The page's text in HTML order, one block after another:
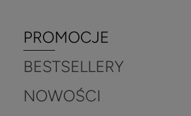
PROMOCJE
NOWOŚCI
BESTSELLERY